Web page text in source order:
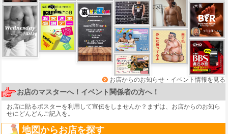
お店からのお知らせ・イベント情報を見る
お店のマスターへ！イベント関係者の方へ！
お店に貼るポスターを利用して宣伝をしませんか？まずは、 お店からのお知ら
せにどんどんご記入を。
地図からお店を探す